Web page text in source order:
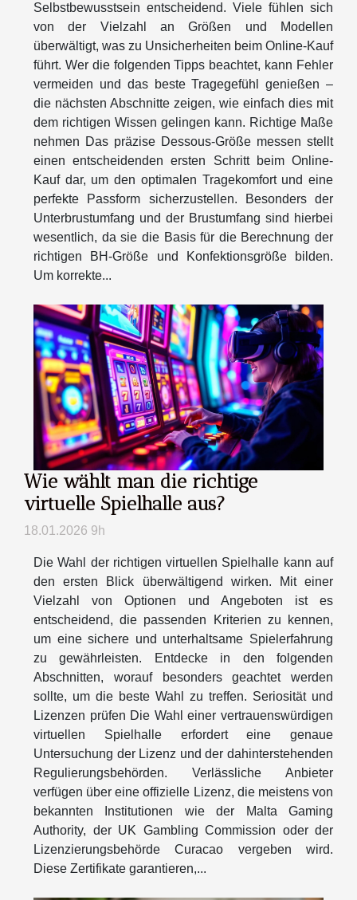
Selbstbewusstsein entscheidend. Viele fühlen sich
von der Vielzahl an Größen und Modellen
überwältigt, was zu Unsicherheiten beim Online-Kauf
führt. Wer die folgenden Tipps beachtet, kann Fehler
vermeiden und das beste Tragegefühl genießen –
die nächsten Abschnitte zeigen, wie einfach dies mit
dem richtigen Wissen gelingen kann. Richtige Maße
nehmen Das präzise Dessous-Größe messen stellt
einen entscheidenden ersten Schritt beim Online-
Kauf dar, um den optimalen Tragekomfort und eine
perfekte Passform sicherzustellen. Besonders der
Unterbrustumfang und der Brustumfang sind hierbei
wesentlich, da sie die Basis für die Berechnung der
richtigen BH-Größe und Konfektionsgröße bilden.
Um korrekte...
Wie wählt man die richtige
virtuelle Spielhalle aus?
18.01.2026 9h
Die Wahl der richtigen virtuellen Spielhalle kann auf
den ersten Blick überwältigend wirken. Mit einer
Vielzahl von Optionen und Angeboten ist es
entscheidend, die passenden Kriterien zu kennen,
um eine sichere und unterhaltsame Spielerfahrung
zu gewährleisten. Entdecke in den folgenden
Abschnitten, worauf besonders geachtet werden
sollte, um die beste Wahl zu treffen. Seriosität und
Lizenzen prüfen Die Wahl einer vertrauenswürdigen
virtuellen Spielhalle erfordert eine genaue
Untersuchung der Lizenz und der dahinterstehenden
Regulierungsbehörden. Verlässliche Anbieter
verfügen über eine offizielle Lizenz, die meistens von
bekannten Institutionen wie der Malta Gaming
Authority, der UK Gambling Commission oder der
Lizenzierungsbehörde Curacao vergeben wird.
Diese Zertifikate garantieren,...